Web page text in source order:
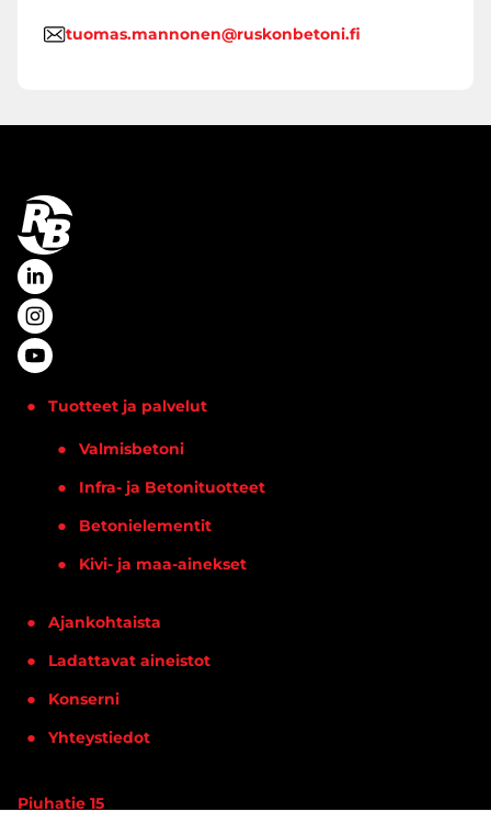
tuomas.mannonen@ruskonbetoni.fi
Tuotteet ja palvelut
Valmisbetoni
Infra- ja Betonituotteet
Betonielementit
Kivi- ja maa-ainekset
Ajankohtaista
Ladattavat aineistot
Konserni
Yhteystiedot
Piuhatie 15